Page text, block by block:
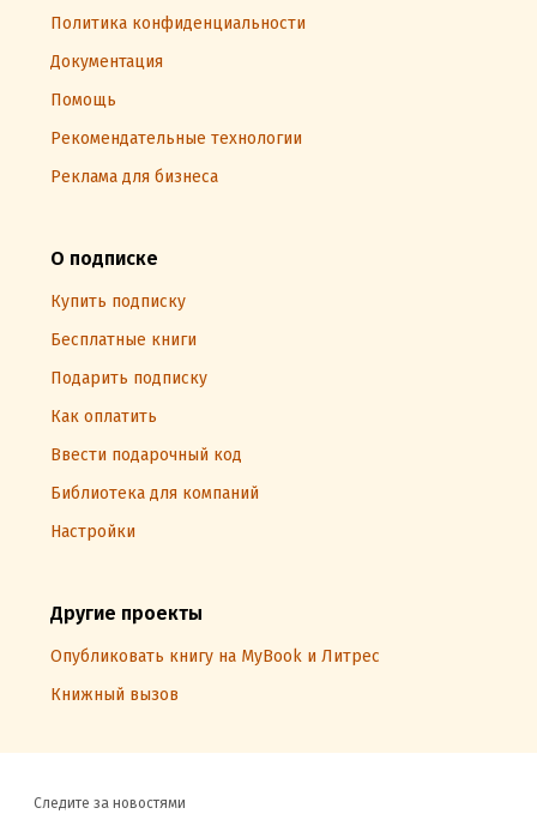
Политика конфиденциальности
Документация
Помощь
Рекомендательные технологии
Реклама для бизнеса
О подписке
Купить подписку
Бесплатные книги
Подарить подписку
Как оплатить
Ввести подарочный код
Библиотека для компаний
Настройки
Другие проекты
Опубликовать книгу на MyBook и Литрес
Книжный вызов
Следите за новостями